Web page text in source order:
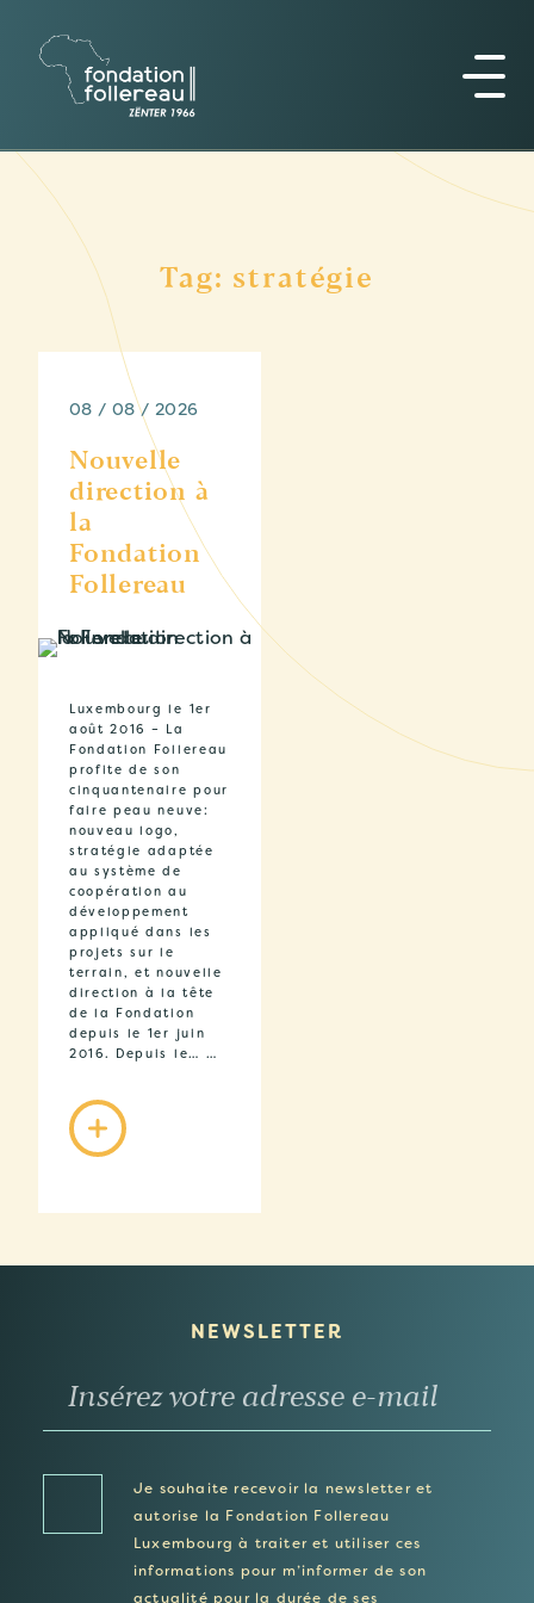
Tag: stratégie
08 / 08 / 2026
Nouvelle
direction à
la
Fondation
Follereau
Luxembourg le 1er
août 2016 – La
Fondation Follereau
profite de son
cinquantenaire pour
faire peau neuve:
nouveau logo,
stratégie adaptée
au système de
coopération au
développement
appliqué dans les
projets sur le
terrain, et nouvelle
direction à la tête
de la Fondation
depuis le 1er juin
2016. Depuis le… …
NEWSLETTER
Je souhaite recevoir la newsletter et
autorise la Fondation Follereau
Luxembourg à traiter et utiliser ces
informations pour m’informer de son
actualité pour la durée de ses